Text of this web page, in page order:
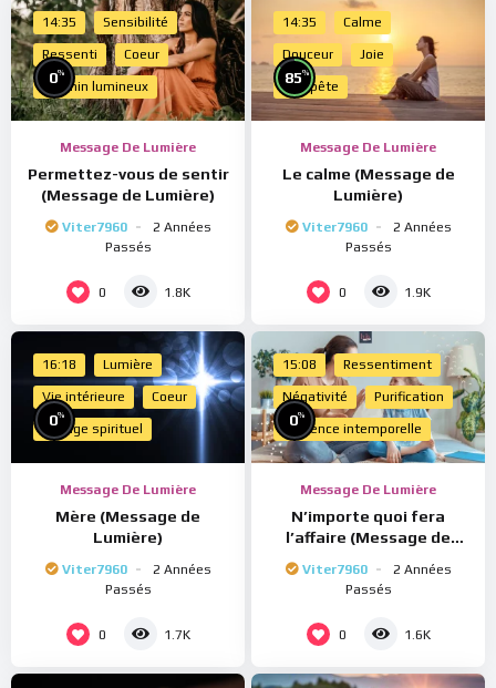
14:35 Sensibilité
Ressenti Coeur
Chemin lumineux
0%
Message De Lumière
Permettez-vous de sentir
(Message de Lumière)
Viter7960
2 Années
Passés
0 1.8K
14:35 Calme
Douceur Joie
Tempête
85%
Message De Lumière
Le calme (Message de
Lumière)
Viter7960
2 Années
Passés
0 1.9K
16:18 Lumière
Vie intérieure Coeur
Voyage spirituel
0%
Message De Lumière
Mère (Message de
Lumière)
Viter7960
2 Années
Passés
0 1.7K
15:08 Ressentiment
Négativité Purification
Présence intemporelle
0%
Message De Lumière
N’importe quoi fera
l’affaire (Message de
Viter7960
2 Années
Passés
0 1.6K